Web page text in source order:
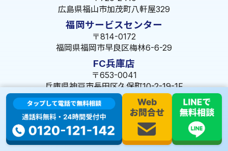
広島県福山市加茂町八軒屋329
福岡サービスセンター
〒814-0172
福岡県福岡市早良区梅林6-6-29
FC兵庫店
〒653-0041
兵庫県神戸市長田区久保町10-2-19-1F
© 2023 株式会社ミズテック All Rights Reserved.